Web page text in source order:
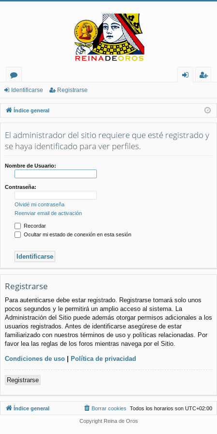
or
os
nt
ifi
ca
ist
ra
rs
Identificarse Registrarse
Índice general
El administrador del sitio requiere que esté registrado y
se haya identificado para ver perfiles.
Nombre de Usuario:
Contraseña:
Olvidé mi contraseña
Reenviar email de activación
Recordar
Ocultar mi estado de conexión en esta sesión
Registrarse
Para autenticarse debe estar registrado. Registrarse tomará solo unos
pocos segundos y le permitirá un amplio acceso al sistema. La
Administración del Sitio puede además otorgar permisos adicionales a los
usuarios registrados. Antes de identificarse asegúrese de estar
familiarizado con nuestros términos de uso y políticas relacionadas. Por
favor lea las reglas de los foros mientras navega por el Sitio.
Condiciones de uso | Política de privacidad
Registrarse
Índice general Todos los horarios son UTC+02:00
Borrar cookies
Copyright Reina de Oros